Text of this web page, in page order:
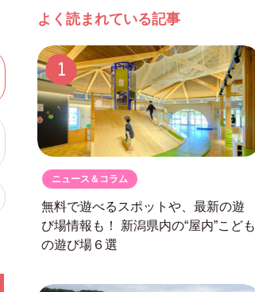
よく読まれている記事
1
ニュース＆コラム
無料で遊べるスポットや、最新の遊
び場情報も！ 新潟県内の“屋内”こども
の遊び場６選